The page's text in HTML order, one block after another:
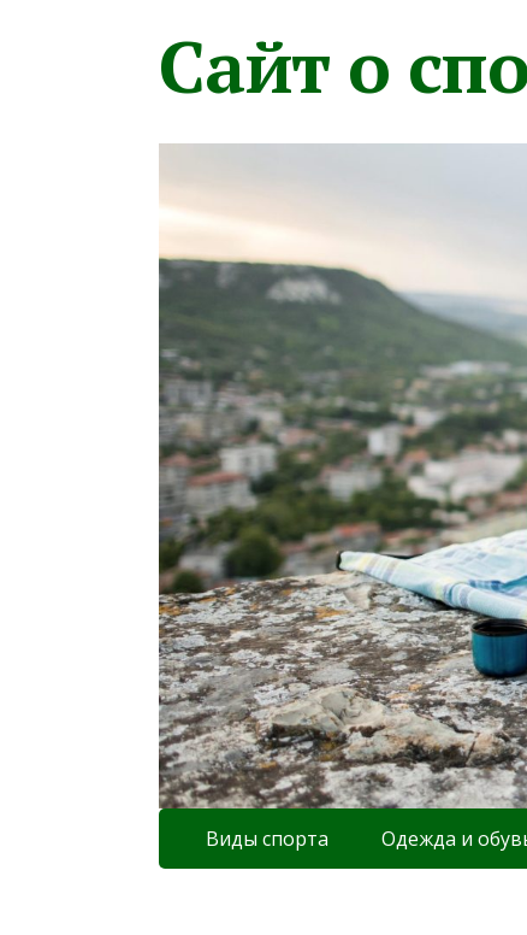
Сайт о
Виды спорта Одежда и